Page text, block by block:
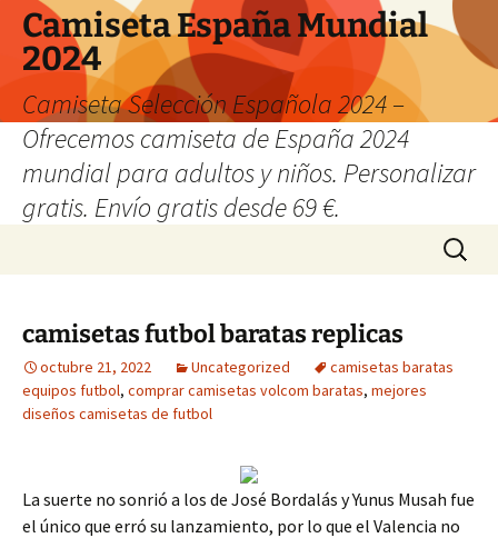
Camiseta España Mundial
2024
Camiseta Selección Española 2024 –
Ofrecemos camiseta de España 2024
mundial para adultos y niños. Personalizar
gratis. Envío gratis desde 69 €.
Buscar:
camisetas futbol baratas replicas
octubre 21, 2022 Uncategorized
camisetas baratas
equipos futbol, comprar camisetas volcom baratas, mejores
diseños camisetas de futbol
La suerte no sonrió a los de José Bordalás y Yunus Musah fue
el único que erró su lanzamiento, por lo que el Valencia no